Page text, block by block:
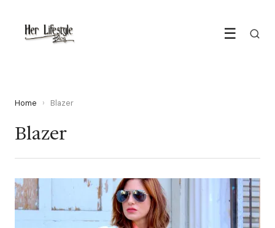
☰
Home › Blazer
Blazer